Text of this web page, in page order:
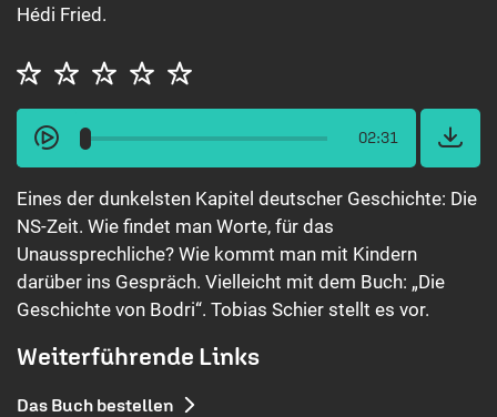
Hédi Fried.
02:31
Eines der dunkelsten Kapitel deutscher Geschichte: Die
NS-Zeit. Wie findet man Worte, für das
Unaussprechliche? Wie kommt man mit Kindern
darüber ins Gespräch. Vielleicht mit dem Buch: „Die
Geschichte von Bodri“. Tobias Schier stellt es vor.
Weiterführende Links
Das Buch bestellen